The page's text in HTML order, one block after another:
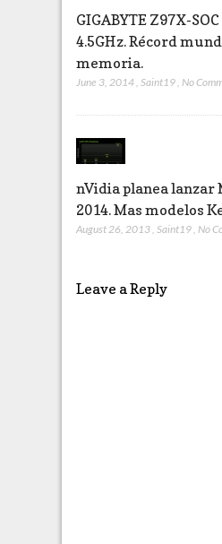
GIGABYTE Z97X-
4.5GHz. Récord
memoria.
June 3, 2014 Saint19 No
nVidia planea lanzar
2014. Mas modelos
August 26, 2013, Saint19, No
Leave a Reply